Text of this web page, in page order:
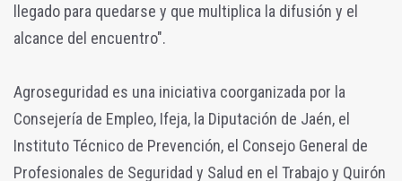
llegado para quedarse y que multiplica la difusión y el
alcance del encuentro".
Agroseguridad es una iniciativa coorganizada por la
Consejería de Empleo, Ifeja, la Diputación de Jaén, el
Instituto Técnico de Prevención, el Consejo General de
Profesionales de Seguridad y Salud en el Trabajo y Quirón